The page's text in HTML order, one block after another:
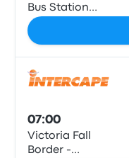
Bus Station
Terminal, Next
to M10 Road
07:00
Victoria Fall
Border -